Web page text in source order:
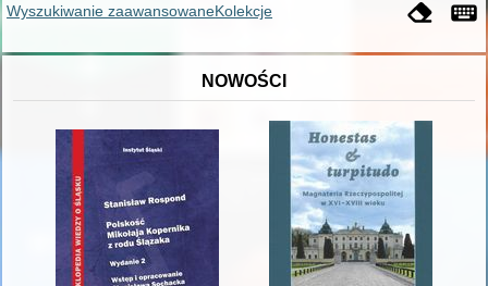
Wyszukiwanie zaawansowaneKolekcje
NOWOŚCI